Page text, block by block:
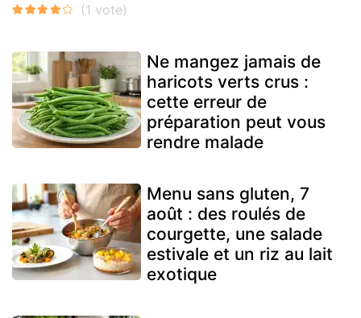
Ne mangez jamais de
haricots verts crus :
cette erreur de
préparation peut vous
rendre malade
Menu sans gluten, 7
août : des roulés de
courgette, une salade
estivale et un riz au lait
exotique